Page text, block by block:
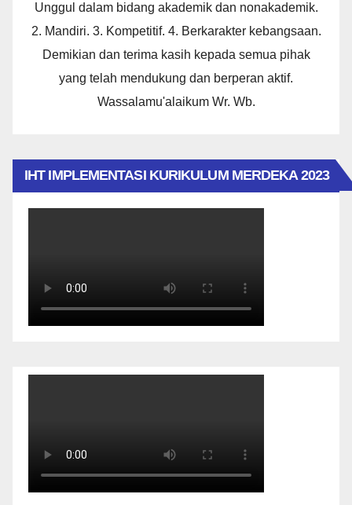
Unggul dalam bidang akademik dan nonakademik.
2. Mandiri. 3. Kompetitif. 4. Berkarakter kebangsaan.
Demikian dan terima kasih kepada semua pihak
yang telah mendukung dan berperan aktif.
Wassalamu'alaikum Wr. Wb.
IHT IMPLEMENTASI KURIKULUM MERDEKA 2023